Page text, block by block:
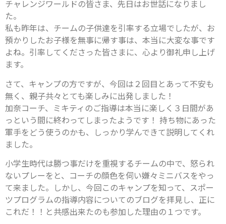
チャレンジワールドの皆さま、先日はお世話になりまし
た。
私も昨年は、チームの子供達を引率する立場でしたが、お
預かりしたお子様を無事に帰す事は、本当に大変な事です
よね。引率してくださった皆さまに、心より御礼申し上げ
ます。
さて、キャンプの方ですが、今回は２回目とあって不安も
無く、親子共々とても楽しみに出発しました！
加奈コーチ、ミキティのご指導は本当に楽しく３日間があ
っという間に終わってしまったようです！ 持ち物にあった
軍手をどう使うのかも、しっかり学んできて説明してくれ
ました。
小学生時代は勝つ事だけを重視するチームの中で、怒られ
ないプレーをと、コーチの顔色を伺い嫌々ミニバスをやっ
て来ました。しかし、今回このキャンプを知って、スポー
ツプログラムの指導内容についてのブログを拝見し、正に
これだ！！と共感出来たのも参加した理由の１つです。